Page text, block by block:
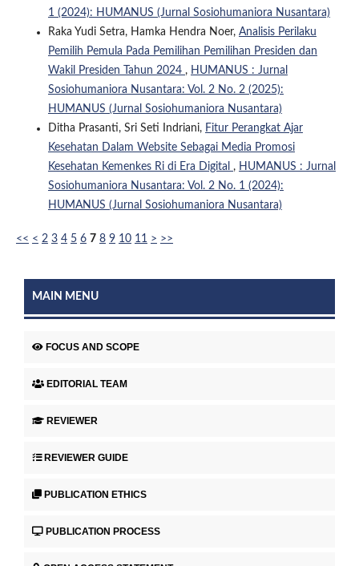
1 (2024): HUMANUS (Jurnal Sosiohumaniora Nusantara)
Raka Yudi Setra, Hamka Hendra Noer, Analisis Perilaku
Pemilih Pemula Pada Pemilihan Pemilihan Presiden dan
Wakil Presiden Tahun 2024 , HUMANUS : Jurnal
Sosiohumaniora Nusantara: Vol. 2 No. 2 (2025):
HUMANUS (Jurnal Sosiohumaniora Nusantara)
Ditha Prasanti, Sri Seti Indriani, Fitur Perangkat Ajar
Kesehatan Dalam Website Sebagai Media Promosi
Kesehatan Kemenkes Ri di Era Digital , HUMANUS : Jurnal
Sosiohumaniora Nusantara: Vol. 2 No. 1 (2024):
HUMANUS (Jurnal Sosiohumaniora Nusantara)
<< < 2 3 4 5 6 7 8 9 10 11 > >>
MAIN MENU
FOCUS AND SCOPE
EDITORIAL TEAM
REVIEWER
REVIEWER GUIDE
PUBLICATION ETHICS
PUBLICATION PROCESS